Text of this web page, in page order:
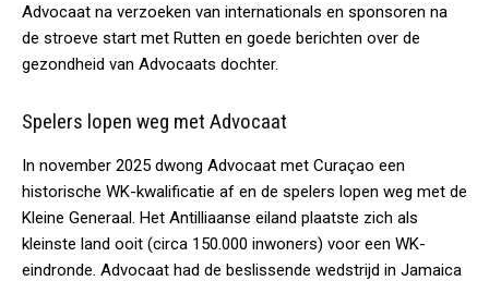
Advocaat na verzoeken van internationals en sponsoren na
de stroeve start met Rutten en goede berichten over de
gezondheid van Advocaats dochter.
Spelers lopen weg met Advocaat
In november 2025 dwong Advocaat met Curaçao een
historische WK-kwalificatie af en de spelers lopen weg met de
Kleine Generaal. Het Antilliaanse eiland plaatste zich als
kleinste land ooit (circa 150.000 inwoners) voor een WK-
eindronde. Advocaat had de beslissende wedstrijd in Jamaica